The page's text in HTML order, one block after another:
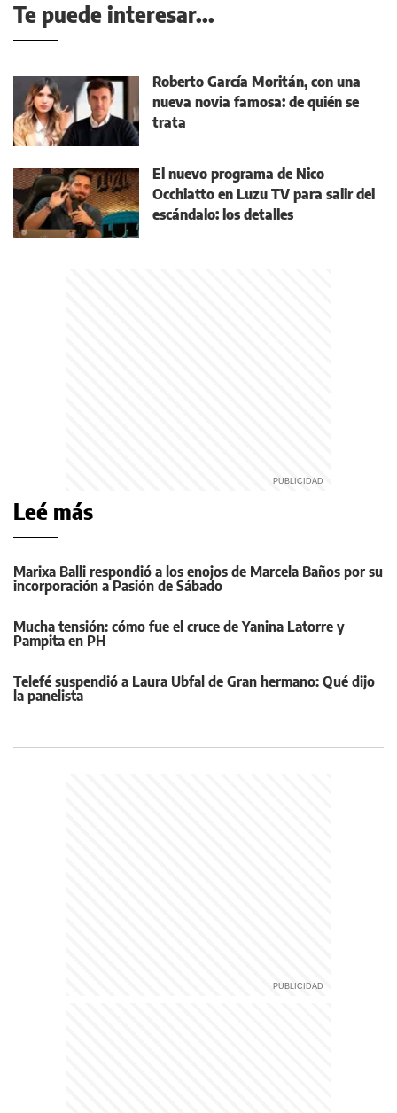
Te puede interesar...
Roberto García Moritán, con una
nueva novia famosa: de quién se
trata
El nuevo programa de Nico
Occhiatto en Luzu TV para salir del
escándalo: los detalles
Leé más
Marixa Balli respondió a los enojos de Marcela Baños por su
incorporación a Pasión de Sábado
Mucha tensión: cómo fue el cruce de Yanina Latorre y
Pampita en PH
Telefé suspendió a Laura Ubfal de Gran hermano: Qué dijo
la panelista